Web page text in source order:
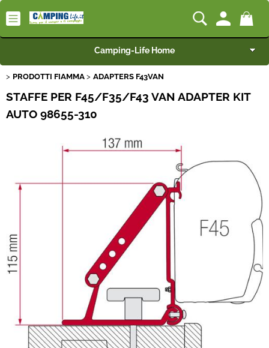
Camping-Life Home
Articoli per Camper e Caravan
Articoli per Furgonati e Van
Speciale Arredo
Campeggio e Giardino
BEST SELLER
Rimorchi
Offerte Del mese
Fineserie e Occasioni
PRODOTTI FIAMMA ADAPTERS F43VAN
STAFFE PER F45/F35/F43 VAN ADAPTER KIT
AUTO 98655-310